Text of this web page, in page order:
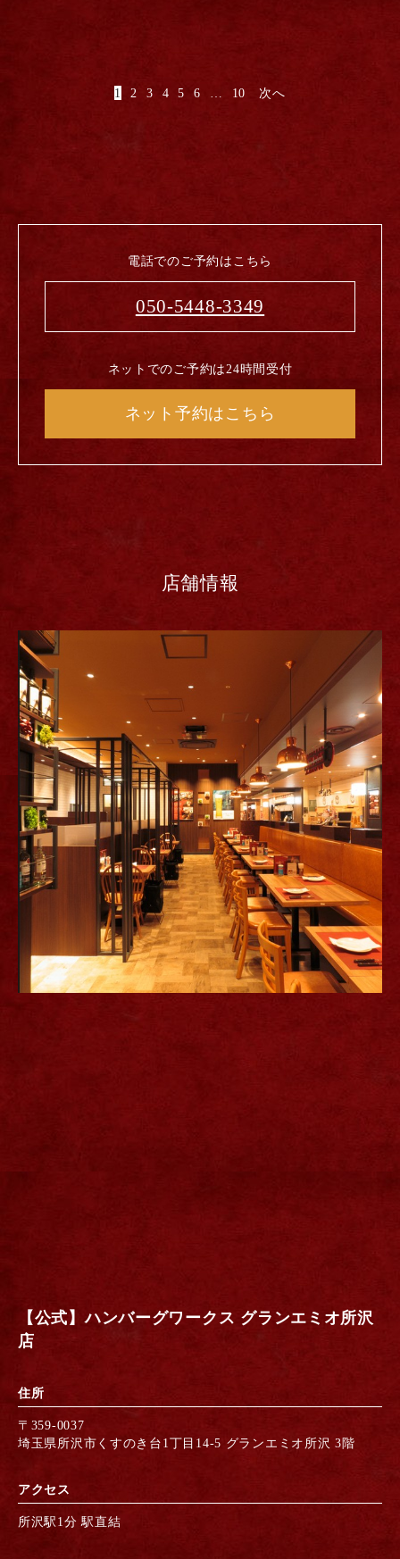
1 2 3 4 5 6 … 10 次へ
電話でのご予約はこちら
050-5448-3349
ネットでのご予約は24時間受付
ネット予約はこちら
店舗情報
【公式】ハンバーグワークス グランエミオ所沢
店
住所
〒359-0037
埼玉県所沢市くすのき台1丁目14-5 グランエミオ所沢 3階
アクセス
所沢駅1分 駅直結